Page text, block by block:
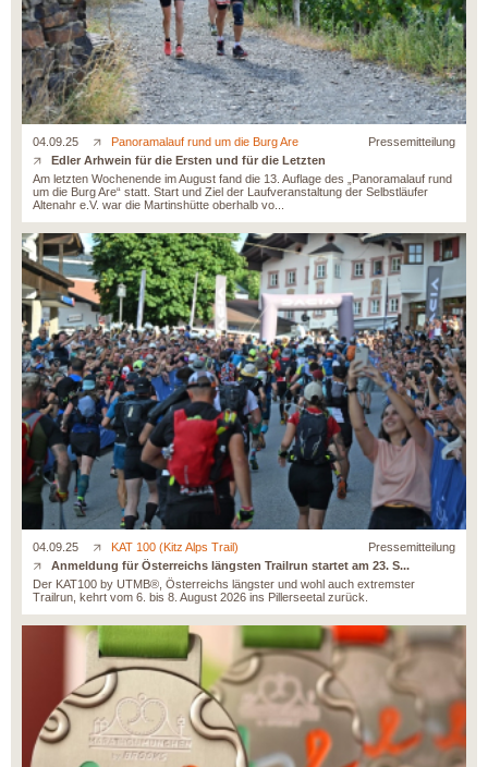
04.09.25 Panoramalauf rund um die Burg Are
Pressemitteilung
Edler Arhwein für die Ersten und für die Letzten
Am letzten Wochenende im August fand die 13. Auflage des „Panoramalauf rund
um die Burg Are“ statt. Start und Ziel der Laufveranstaltung der Selbstläufer
Altenahr e.V. war die Martinshütte oberhalb vo...
04.09.25 KAT 100 (Kitz Alps Trail)
Pressemitteilung
Anmeldung für Österreichs längsten Trailrun startet am 23. S...
Der KAT100 by UTMB®, Österreichs längster und wohl auch extremster
Trailrun, kehrt vom 6. bis 8. August 2026 ins Pillerseetal zurück.